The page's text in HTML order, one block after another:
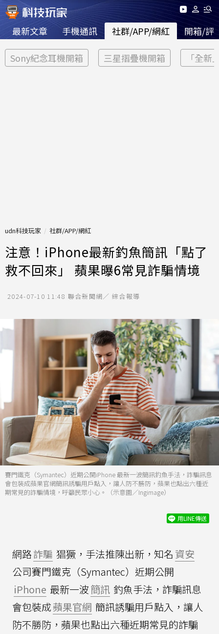
最新文章 手機通訊 社群/APP/網紅 開箱/評
Sony紀念耳機開箱 三星摺疊機開箱 「全新
udn科技玩家 社群/APP/網紅
注意！iPhone最新釣魚簡訊「點了
救不回來」 蘋果曝6常見詐騙情境
2024-07-10 11:48 聯合新聞網／ 綜合報導
賽門鐵克（Symantec）近期公開iPhone 最新一波簡訊釣魚手法，詐騙訊息
會包裝成蘋果官網簡訊誘騙用戶點入，讓人防不勝防，蘋果也點出六種近
期常見的詐騙情境，呼籲民眾小心。（示意圖／Ingimage）
用LINE傳送
網路詐騙 猖獗，手法推陳出新，知名 資安
公司賽門鐵克（Symantec）近期公開
iPhone 最新一波簡訊 釣魚手法，詐騙訊息
會包裝成蘋果官網 簡訊誘騙用戶點入，讓人
防不勝防，蘋果也點出六種近期常見的詐騙